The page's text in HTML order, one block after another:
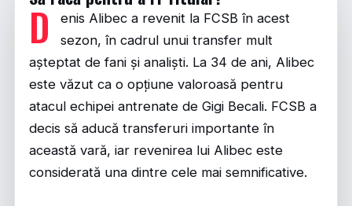
D
enis Alibec a revenit la FCSB în acest
sezon, în cadrul unui transfer mult
așteptat de fani și analiști. La 34 de ani, Alibec
este văzut ca o opțiune valoroasă pentru
atacul echipei antrenate de Gigi Becali. FCSB a
decis să aducă transferuri importante în
această vară, iar revenirea lui Alibec este
considerată una dintre cele mai semnificative.